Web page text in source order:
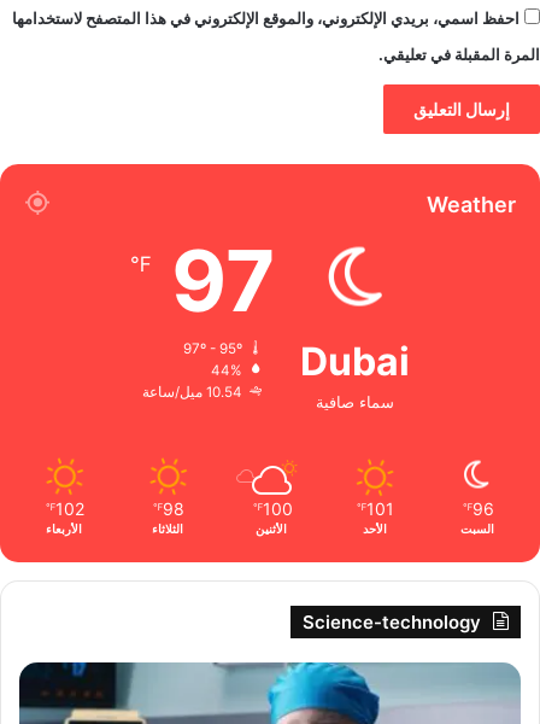
احفظ اسمي، بريدي الإلكتروني، والموقع الإلكتروني في هذا المتصفح لاستخدامها
المرة المقبلة في تعليقي.
Weather
Dubai
سماء صافية
97
℉
44%
10.54 ميل/ساعة
96
℉
السبت
101
℉
الأحد
100
℉
الأثنين
98
℉
الثلاثاء
102
℉
الأربعاء
Science-technology